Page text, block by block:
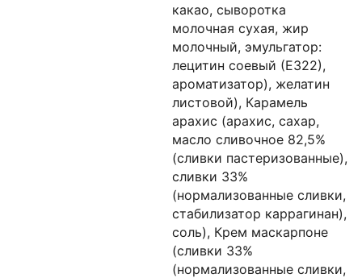
какао, сыворотка
молочная сухая, жир
молочный, эмульгатор:
лецитин соевый (Е322),
ароматизатор), желатин
листовой), Карамель
арахис (арахис, сахар,
масло сливочное 82,5%
(сливки пастеризованные),
сливки 33%
(нормализованные сливки,
стабилизатор каррагинан),
соль), Крем маскарпоне
(сливки 33%
(нормализованные сливки,